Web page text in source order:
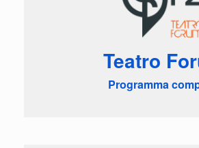
Teatro
Programma